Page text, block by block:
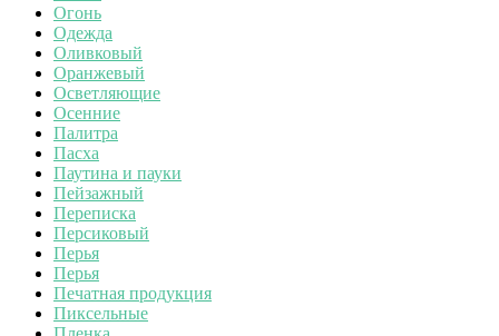
Огонь
Одежда
Оливковый
Оранжевый
Осветляющие
Осенние
Палитра
Пасха
Паутина и пауки
Пейзажный
Переписка
Персиковый
Перья
Перья
Печатная продукция
Пиксельные